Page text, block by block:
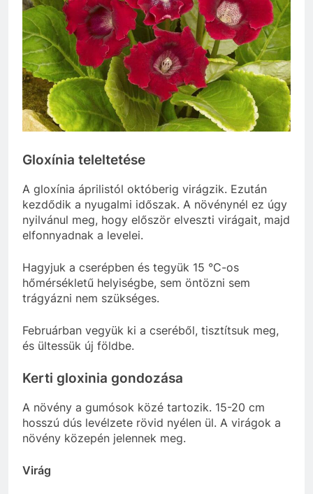
Gloxínia teleltetése
A gloxínia áprilistól októberig virágzik. Ezután
kezdődik a nyugalmi időszak. A növénynél ez úgy
nyilvánul meg, hogy először elveszti virágait, majd
elfonnyadnak a levelei.
Hagyjuk a cserépben és tegyük 15 °C-os
hőmérsékletű helyiségbe, sem öntözni sem
trágyázni nem szükséges.
Februárban vegyük ki a cseréből, tisztítsuk meg,
és ültessük új földbe.
Kerti gloxinia gondozása
A növény a gumósok közé tartozik. 15-20 cm
hosszú dús levélzete rövid nyélen ül. A virágok a
növény közepén jelennek meg.
Virág